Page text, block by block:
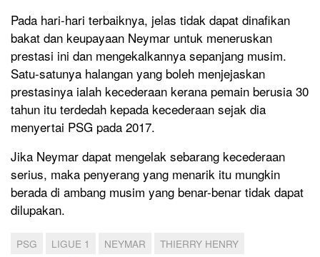
Pada hari-hari terbaiknya, jelas tidak dapat dinafikan
bakat dan keupayaan Neymar untuk meneruskan
prestasi ini dan mengekalkannya sepanjang musim.
Satu-satunya halangan yang boleh menjejaskan
prestasinya ialah kecederaan kerana pemain berusia 30
tahun itu terdedah kepada kecederaan sejak dia
menyertai PSG pada 2017.
Jika Neymar dapat mengelak sebarang kecederaan
serius, maka penyerang yang menarik itu mungkin
berada di ambang musim yang benar-benar tidak dapat
dilupakan.
PSG LIGUE 1 NEYMAR THIERRY HENRY